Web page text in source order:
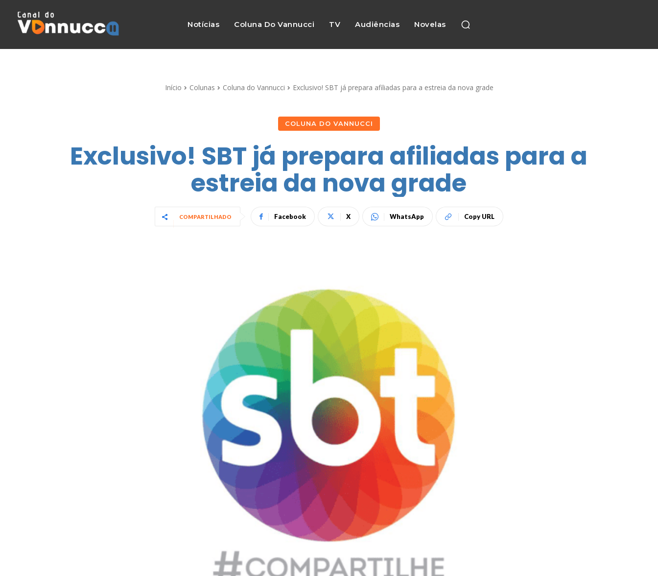
Notícias Coluna Do Vannucci TV Audiências Novelas
Início Colunas Coluna do Vannucci Exclusivo! SBT já prepara afiliadas para a estreia da nova grade
COLUNA DO VANNUCCI
Exclusivo! SBT já prepara afiliadas para a
estreia da nova grade
COMPARTILHADO Facebook X WhatsApp Copy URL